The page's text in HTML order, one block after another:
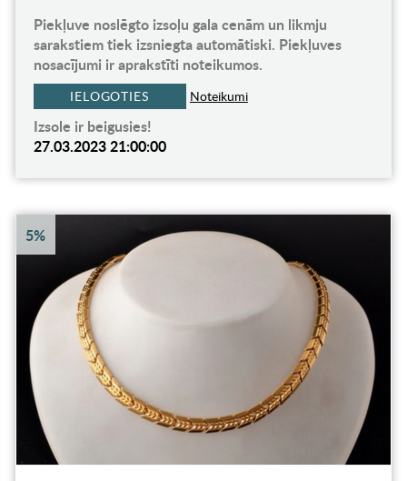
Piekļuve noslēgto izsoļu gala cenām un likmju
sarakstiem tiek izsniegta automātiski. Piekļuves
nosacījumi ir aprakstīti noteikumos.
IELOGOTIES Noteikumi
Izsole ir beigusies!
27.03.2023 21:00:00
5%